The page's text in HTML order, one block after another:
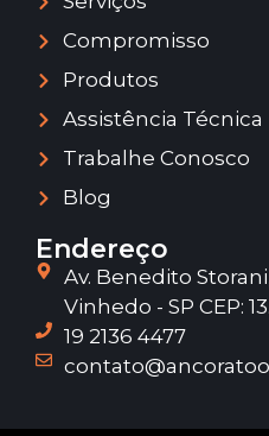
Compromisso
Produtos
Assistência Técnica
Trabalhe Conosco
Blog
Endereço
Av. Benedito
Vinhedo - SP CEP:
19 2136 4477